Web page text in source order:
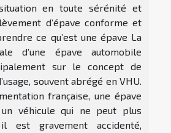
en toute sérénité et
d’épave conforme et
ce qu’est une épave La
d’une épave automobile
sur le concept de
souvent abrégé en VHU.
française, une épave
véhicule qui ne peut plus
est gravement accidenté,